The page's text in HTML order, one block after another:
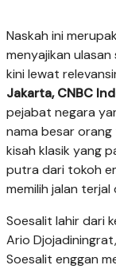
Naskah ini
menyajikan
kini lewat
Jakarta, CNBC
pejabat negara
nama besar
kisah klasik yang
putra dari tokoh
memilih jalan
Soesalit lahir dari
Ario
Soesalit enggan